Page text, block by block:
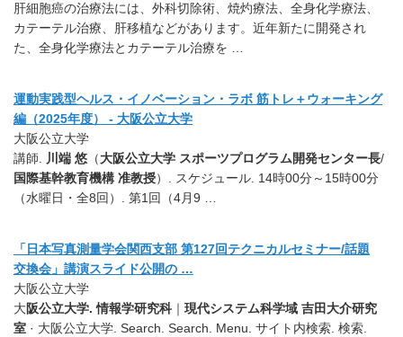
肝細胞癌の治療法には、外科切除術、焼灼療法、全身化学療法、
カテーテル治療、肝移植などがあります。近年新たに開発され
た、全身化学療法とカテーテル治療を …
運動実践型ヘルス・イノベーション・ラボ 筋トレ＋ウォーキング
編（2025年度） - 大阪公立大学
大阪公立大学
講師.
川端 悠 （大阪公立大学 スポーツプログラム開発センター長/
国際基幹教育機構 准教授）. スケジュール. 14時00分～15時00分
（水曜日・全8回）. 第1回（4月9 …
「日本写真測量学会関西支部 第127回テクニカルセミナー/話題
交換会」講演スライド公開の …
大阪公立大学
大阪公立大学. 情報学研究科 ｜ 現代システム科学域 吉田大介研究
室 · 大阪公立大学. Search. Search. Menu. サイト内検索. 検索.